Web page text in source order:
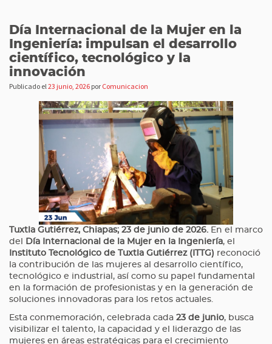
Día Internacional de la Mujer en la
Ingeniería: impulsan el desarrollo
científico, tecnológico y la
innovación
Publicado el23 junio, 2026 por Comunicacion
Tuxtla Gutiérrez, Chiapas; 23 de junio de 2026. En el marco
del
Día Internacional de la Mujer en la Ingeniería, el
Instituto Tecnológico de Tuxtla Gutiérrez (ITTG) reconoció
la contribución de las mujeres al desarrollo científico,
tecnológico e industrial, así como su papel fundamental
en la formación de profesionistas y en la generación de
soluciones innovadoras para los retos actuales.
Esta conmemoración, celebrada cada 23 de junio, busca
visibilizar el talento, la capacidad y el liderazgo de las
mujeres en áreas estratégicas para el crecimiento